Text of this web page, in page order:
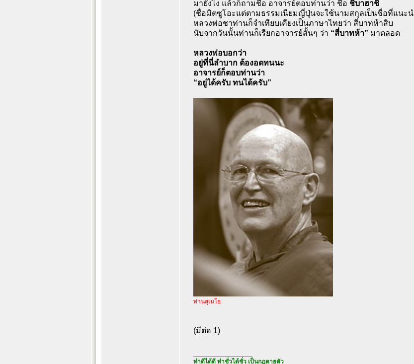
มายังไง แล้วก็ถามชื่อ อาจารย์ตอบท่านว่า ชื่อ ชิบาฮาชิ
(ชื่อมิตซูโอะแต่ตามธรรมเนียมญี่ปุ่นจะใช้นามสกุลเป็นชื่อที่แนะน
หลวงพ่อชาท่านก็จำเทียบเคียงเป็นภาษาไทยว่า สี่บาทห้าสิบ
นับจากวันนั้นท่านก็เรียกอาจารย์สั้นๆ ว่า “สี่บาทห้า” มาตลอด
หลวงพ่อบอกว่า
อยู่ที่นี่ลำบาก ต้องอดทนนะ
อาจารย์ก็ตอบท่านว่า
“อยู่ได้ครับ ทนได้ครับ”
ท่านสุเมโธ
(มีต่อ 1)
ทำดีได้ดี ทำชั่วได้ชั่ว เป็นกฎตายตัว